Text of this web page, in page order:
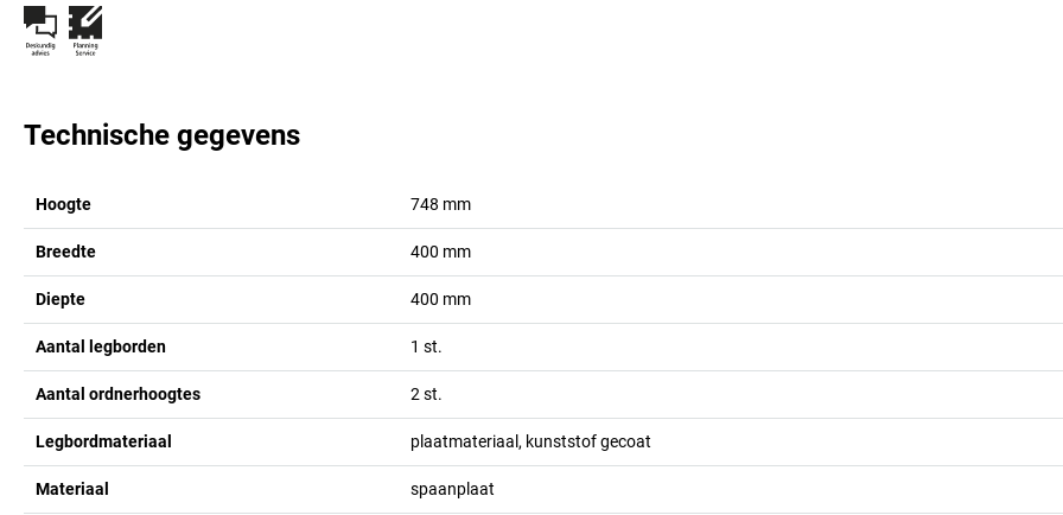
Technische gegevens
Hoogte 748 mm
Breedte 400 mm
Diepte 400 mm
Aantal legborden 1 st.
Aantal ordnerhoogtes 2 st.
Legbordmateriaal plaatmateriaal, kunststof gecoat
Materiaal spaanplaat